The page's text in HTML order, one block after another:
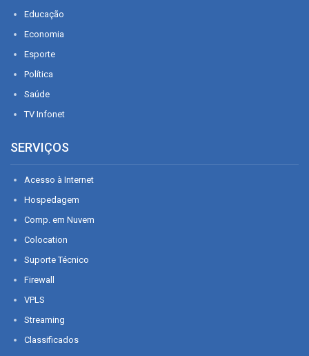
Educação
Economia
Esporte
Política
Saúde
TV Infonet
SERVIÇOS
Acesso à Internet
Hospedagem
Comp. em Nuvem
Colocation
Suporte Técnico
Firewall
VPLS
Streaming
Classificados